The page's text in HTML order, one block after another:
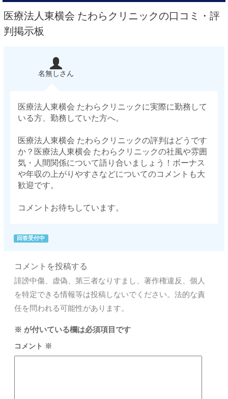
医療法人東横会 たわらクリニックの口コミ・評
判掲示板
名無しさん
医療法人東横会 たわらクリニックに実際に勤務して
いる方、勤務していた方へ。
医療法人東横会 たわらクリニックの評判はどうです
か？医療法人東横会 たわらクリニックの社風や雰囲
気・人間関係について語り合いましょう！ボーナス
や年収の上がりやすさなどについてのコメントも大
歓迎です。
コメントお待ちしています。
回答受付中
コメントを投稿する
誹謗中傷、虚偽、第三者なりすまし、著作権違反、個人
を特定できる情報等は投稿しないでください。法的な責
任を問われる可能性があります。
※ が付いている欄は必須項目です
コメント ※